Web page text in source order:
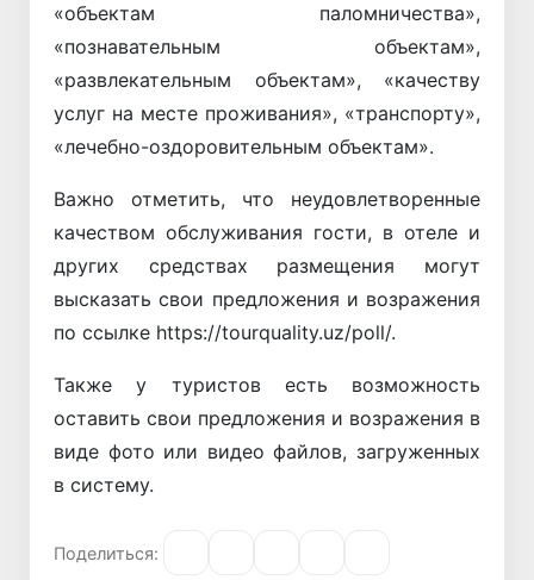
«объектам паломничества»,
«познавательным объектам»,
«развлекательным объектам», «качеству
услуг на месте проживания», «транспорту»,
«лечебно-оздоровительным объектам».
Важно отметить, что неудовлетворенные
качеством обслуживания гости, в отеле и
других средствах размещения могут
высказать свои предложения и возражения
по ссылке https://tourquality.uz/poll/.
Также у туристов есть возможность
оставить свои предложения и возражения в
виде фото или видео файлов, загруженных
в систему.
Поделиться: